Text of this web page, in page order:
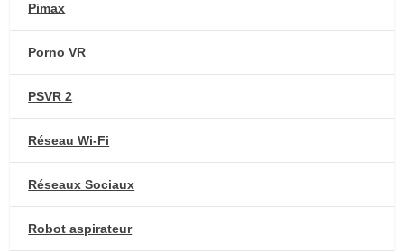
Pimax
Porno VR
PSVR 2
Réseau Wi-Fi
Réseaux Sociaux
Robot aspirateur